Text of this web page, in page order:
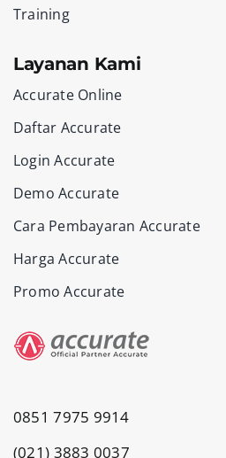
Training
Layanan Kami
Accurate Online
Daftar Accurate
Login Accurate
Demo Accurate
Cara Pembayaran Accurate
Harga Accurate
Promo Accurate
0851 7975 9914
(021) 3883 0037